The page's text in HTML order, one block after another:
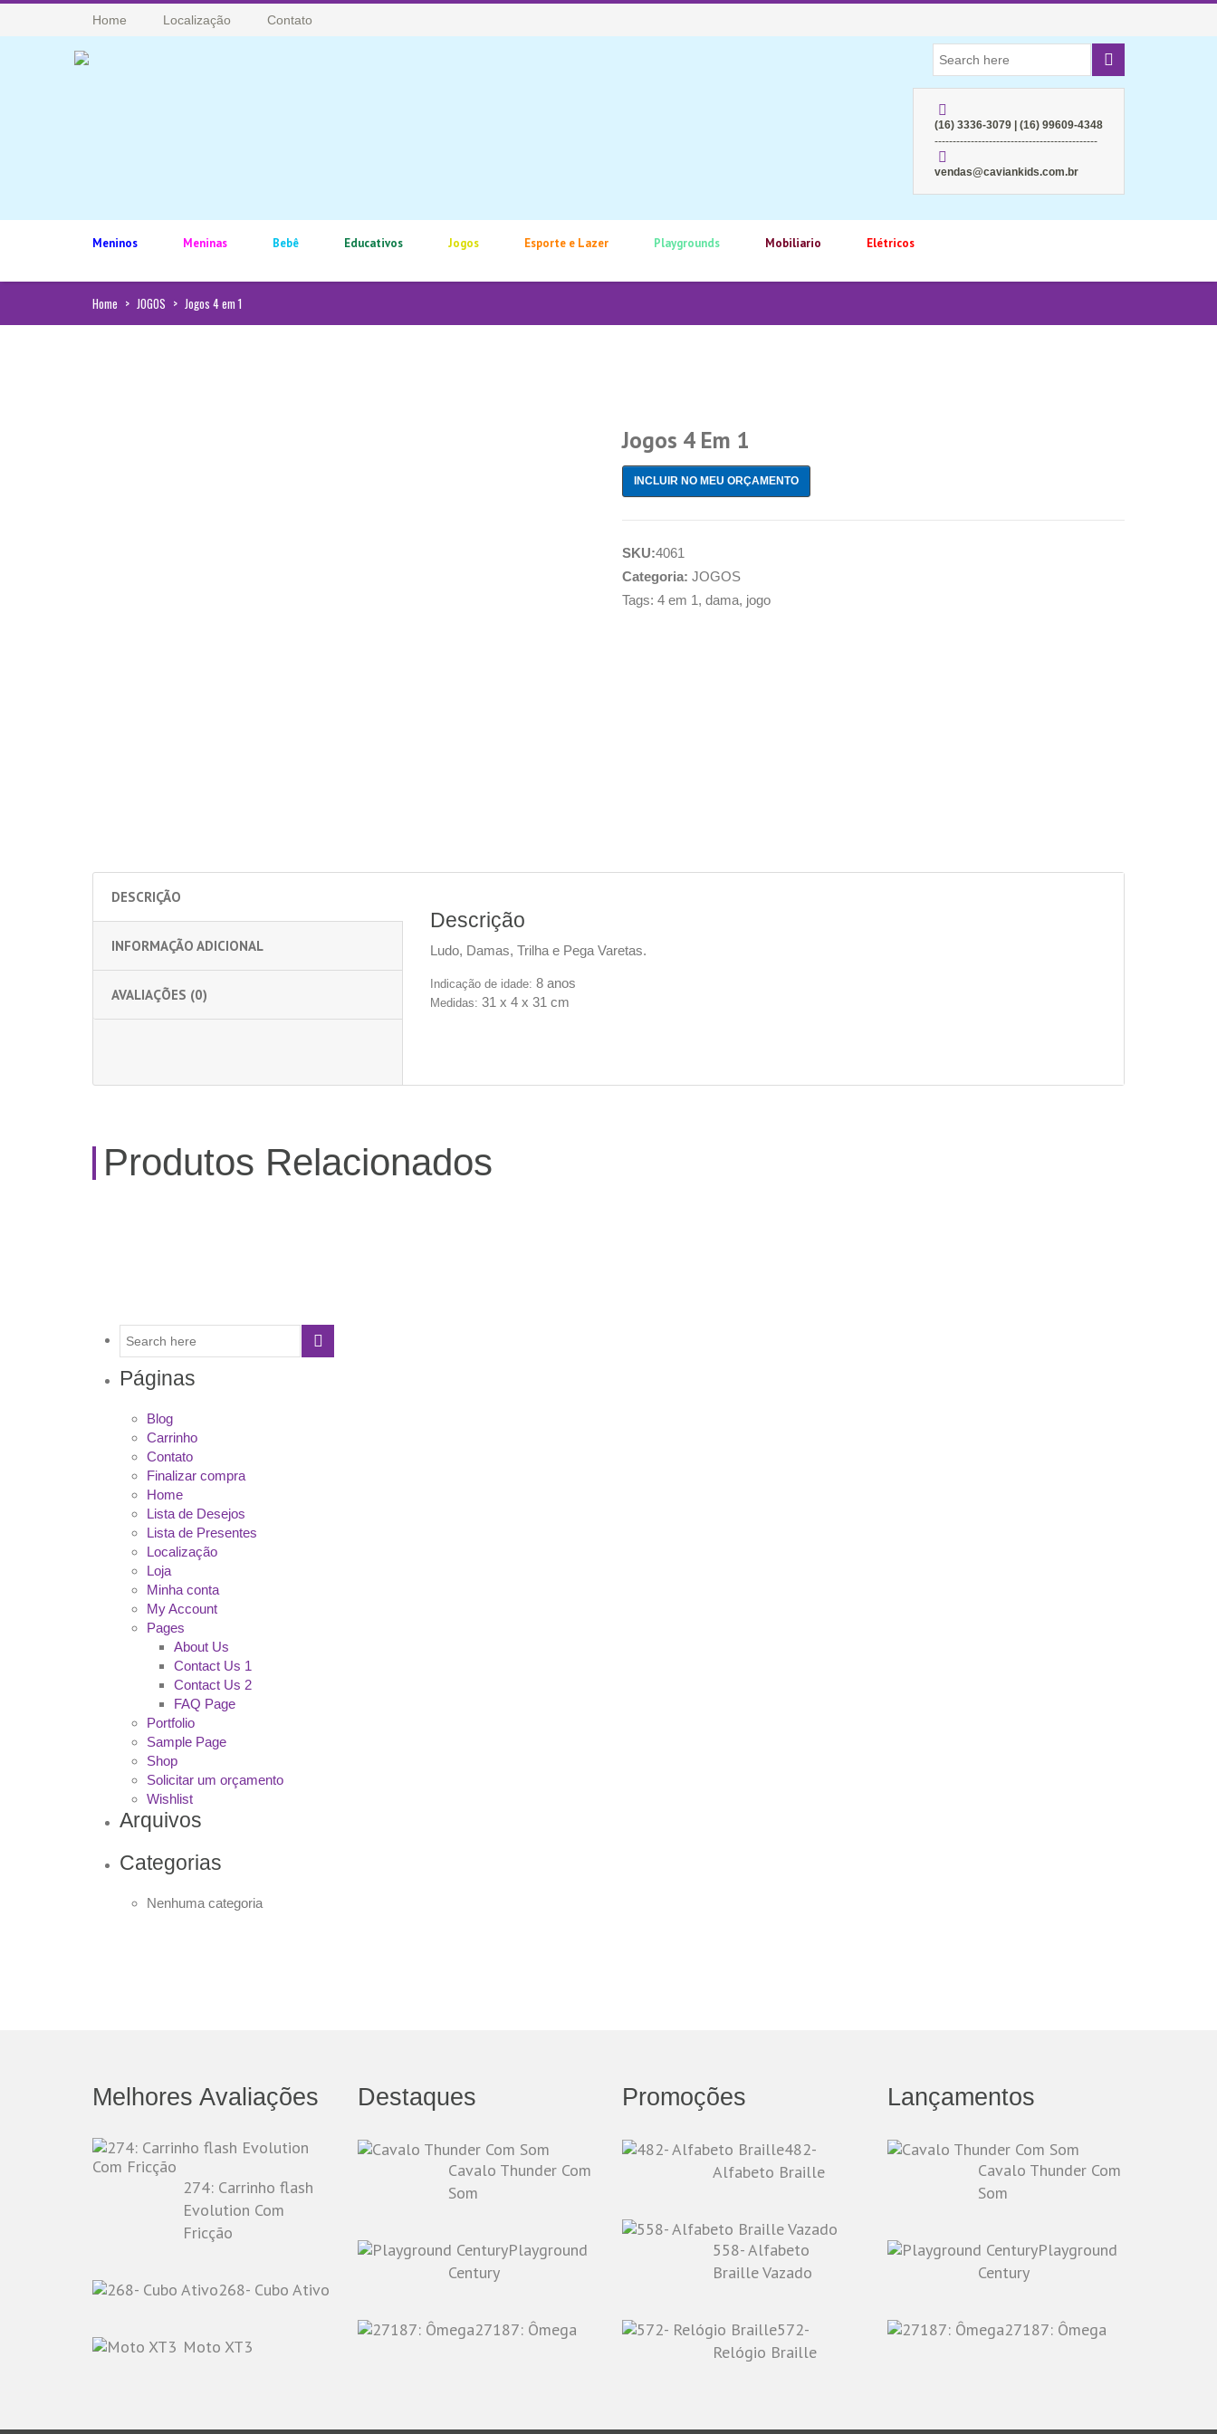
Home Localização Contato
(16) 3336-3079 | (16) 99609-4348
---------------------------------------------
vendas@caviankids.com.br
Meninos Meninas Bebê Educativos Jogos Esporte e Lazer Playgrounds Mobiliario Elétricos
Home > JOGOS > Jogos 4 em 1
Jogos 4 Em 1
INCLUIR NO MEU ORÇAMENTO
SKU:4061
Categoria: JOGOS
Tags: 4 em 1, dama, jogo
DESCRIÇÃO
INFORMAÇÃO ADICIONAL
AVALIAÇÕES (0)
Descrição
Ludo, Damas, Trilha e Pega Varetas.
Indicação de idade: 8 anos
Medidas: 31 x 4 x 31 cm
Produtos Relacionados
Páginas
Blog
Carrinho
Contato
Finalizar compra
Home
Lista de Desejos
Lista de Presentes
Localização
Loja
Minha conta
My Account
Pages
About Us
Contact Us 1
Contact Us 2
FAQ Page
Portfolio
Sample Page
Shop
Solicitar um orçamento
Wishlist
Arquivos
Categorias
Nenhuma categoria
Melhores Avaliações
274: Carrinho flash
Evolution Com
Fricção
268- Cubo Ativo
Moto XT3
Destaques
Cavalo Thunder Com
Som
Playground
Century
27187: Ômega
Promoções
482-
Alfabeto Braille
558- Alfabeto
Braille Vazado
572-
Relógio Braille
Lançamentos
Cavalo Thunder Com
Som
Playground
Century
27187: Ômega